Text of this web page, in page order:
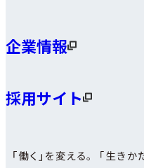
企業情報
採用サイト